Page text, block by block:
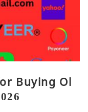
Buying Ol